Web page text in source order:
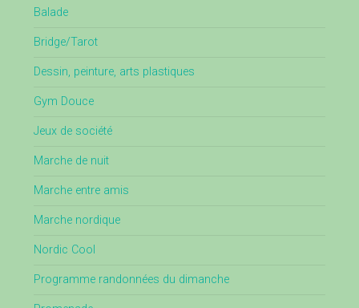
Balade
Bridge/Tarot
Dessin, peinture, arts plastiques
Gym Douce
Jeux de société
Marche de nuit
Marche entre amis
Marche nordique
Nordic Cool
Programme randonnées du dimanche